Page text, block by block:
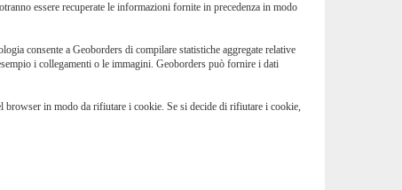
essere recuperate le informazioni fornite in precedenza in modo
consente a Geoborders di compilare statistiche aggregate relative
i collegamenti o le immagini. Geoborders può fornire i dati
browser in modo da rifiutare i cookie. Se si decide di rifiutare i cookie,